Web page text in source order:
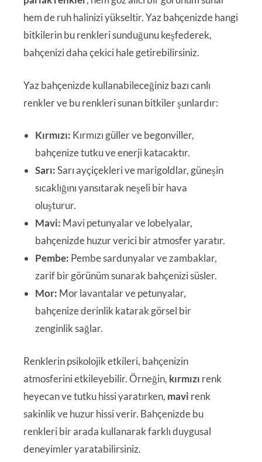
hem de ruh halinizi yükseltir. Yaz bahçenizde hangi
bitkilerin bu renkleri sunduğunu keşfederek,
bahçenizi daha çekici hale getirebilirsiniz.
Yaz bahçenizde kullanabileceğiniz bazı canlı
renkler ve bu renkleri sunan bitkiler şunlardır:
Kırmızı: Kırmızı güller ve begonviller,
bahçenize tutku ve enerji katacaktır.
Sarı:Sarı ayçiçekleri ve marigoldlar, güneşin
sıcaklığını yansıtarak neşeli bir hava
oluşturur.
Mavi: Mavi petunyalar ve lobelyalar,
bahçenizde huzur verici bir atmosfer yaratır.
Pembe: Pembe sardunyalar ve zambaklar,
zarif bir görünüm sunarak bahçenizi süsler.
Mor: Mor lavantalar ve petunyalar,
bahçenize derinlik katarak görsel bir
zenginlik sağlar.
Renklerin psikolojik etkileri, bahçenizin
atmosferini etkileyebilir. Örneğin, kırmızı renk
heyecan ve tutku hissi yaratırken, mavi renk
sakinlik ve huzur hissi verir. Bahçenizde bu
renkleri bir arada kullanarak farklı duygusal
deneyimler yaratabilirsiniz.